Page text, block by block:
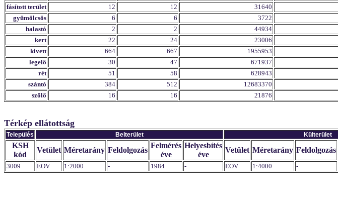
fásított terület
12 12 31640
gyümölcsös
6 6 3722
halastó
2 2 44934
kert
22 24 23006
kivett
664 667 1955953
legelő
30 47 671937
rét
51 58 628943
szántó
384 512 12683370
szőlő
16 16 21876
Térkép ellátottság
Település Belterület Külterület
KSH
kód
Vetület Méretarány Feldolgozás
Felmérés
éve
Helyesbítés
éve
Vetület Méretarány Feldolgozás
3009 EOV 1:2000 - 1984 - EOV 1:4000 -